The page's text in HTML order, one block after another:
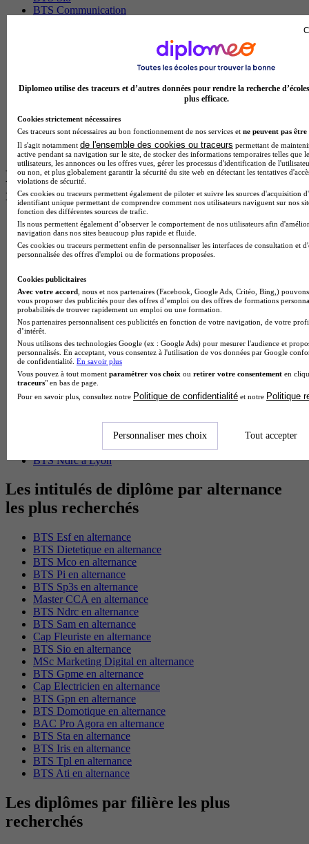
BTS Communication
Master International Business
BAC Pro Assp
BTS Dietetique
Master Mass
Cap Cuisine
Les intitulés de diplôme par ville les plus
recherchés
Master Meef à Lille
Prépa Medecine à Paris
Licence Psychologie à Paris
Master Psychologie à Lyon
Licence Psychologie à Toulouse
Master Psychologie à Lille
Master Psychologie à Montpellier
Master Psychologie à Paris
Master Meef à Lyon
Master Meef à Paris
BTS Tourisme à Bordeaux
BTS Tourisme à Lyon
BTS Tourisme à Paris
BTS Tourisme à Toulouse
Licence Psychologie à Lille
BTS Communication à Bordeaux
Master Psychologie à Angers
BTS Communication à Lyon
BTS Ndrc à Lyon
Les intitulés de diplôme par alternance
les plus recherchés
BTS Esf en alternance
BTS Dietetique en alternance
BTS Mco en alternance
BTS Pi en alternance
BTS Sp3s en alternance
Master CCA en alternance
BTS Ndrc en alternance
BTS Sam en alternance
Cap Fleuriste en alternance
BTS Sio en alternance
MSc Marketing Digital en alternance
BTS Gpme en alternance
Cap Electricien en alternance
BTS Gpn en alternance
BTS Domotique en alternance
BAC Pro Agora en alternance
BTS Sta en alternance
BTS Iris en alternance
BTS Tpl en alternance
BTS Ati en alternance
Les diplômes par filière les plus
recherchés
Diplomeo utilise des traceurs et d’autres données pour rendre la recherche
plus efficace.
Cookies strictement nécessaires
Ces traceurs sont nécessaires au bon fonctionnement de nos services et ne peuvent pas être
Il s'agit notamment de l'ensemble des cookies ou traceurs permettant de
active pendant sa navigation sur le site, de stocker des informations temporaires telles que
utilisateurs, les annonces ou les offres vues, gérer les processus d'identification de
ou non, et plus globalement garantir la sécurité du site web en détectant les tentatives
violations de sécurité.
Ces cookies ou traceurs permettent également de piloter et suivre les sources d'acquisition
identifiant unique permettant de comprendre comment nos utilisateurs naviguent sur nos
fonction des différentes sources de trafic.
Ils nous permettent également d’observer le comportement de nos utilisateurs afin
navigation dans nos sites beaucoup plus rapide et fluide.
Ces cookies ou traceurs permettent enfin de personnaliser les interfaces de consultation et
personnalisée des offres d'emploi ou de formations proposées.
Cookies publicitaires
Avec votre accord , nous et nos partenaires (Facebook, Google Ads, Critéo, Bing,)
vous proposer des publicités pour des offres d’emploi ou des offres de formations
probabilités de trouver rapidement un emploi ou une formation.
Nos partenaires personnalisent ces publicités en fonction de votre navigation, de votre
d’intérêt.
Nous utilisons des technologies Google (ex : Google Ads) pour mesurer l'audience et
personnalisés. En acceptant, vous consentez à l'utilisation de vos données par Google
de confidentialité. En savoir plus
Vous pouvez à tout moment paramétrer vos choix ou retirer votre consentement en
traceurs" en bas de page.
Pour en savoir plus, consultez notre Politique de confidentialité et notre Politique
Personnaliser mes choix Tout accepter